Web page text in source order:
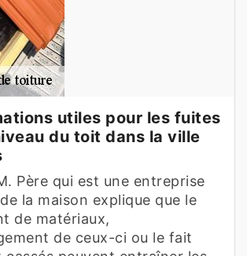
utiles pour les fuites
du toit dans la ville
Père qui est une entreprise
la maison explique que le
de matériaux,
de ceux-ci ou le fait